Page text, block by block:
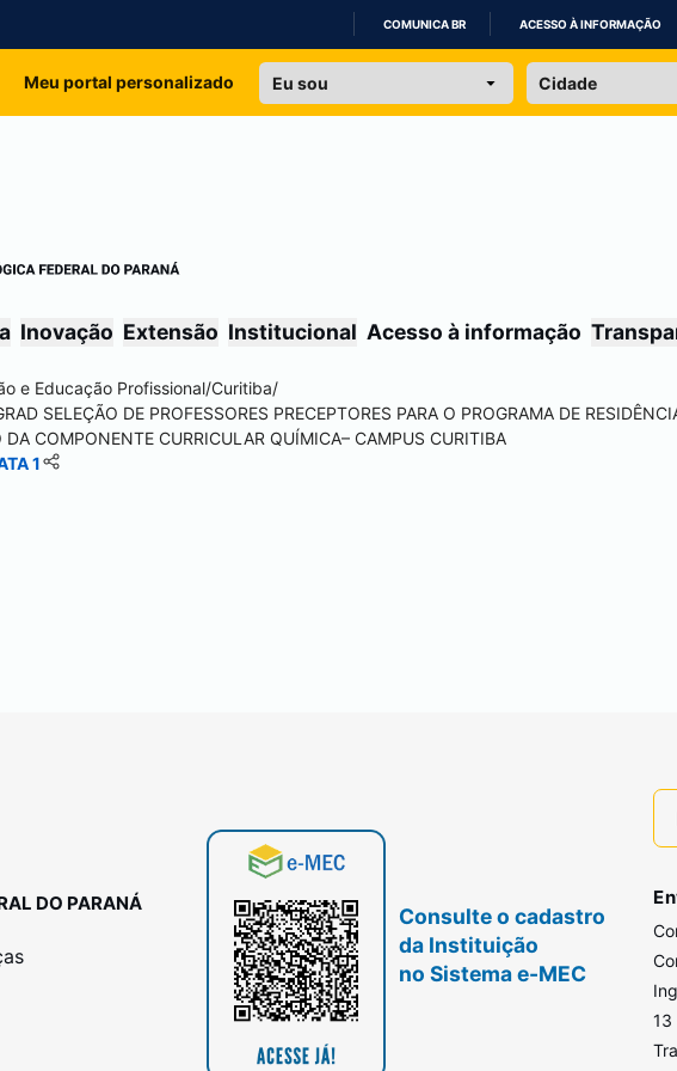
IR
COMUNICA BR ACESSO À INFORMAÇÃO
Meu portal personalizado
Inovação Extensão Institucional Acesso à informação
e Educação Profissional/Curitiba/
SELEÇÃO DE PROFESSORES PRECEPTORES PARA O PROGRAMA DE
COMPONENTE CURRICULAR QUÍMICA– CAMPUS CURITIBA
1
DO PARANÁ
Consulte o cadastro
da Instituição
no Sistema e-MEC
13